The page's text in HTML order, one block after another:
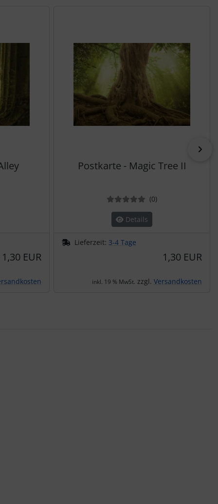
1,30 EUR
Postkarte - Magic Tree II
(0Bewertungen
)
Details
Lieferzeit: 3-4 Tage
1,30 EUR
inkl. 19 % MwSt. zzgl. Versandkosten